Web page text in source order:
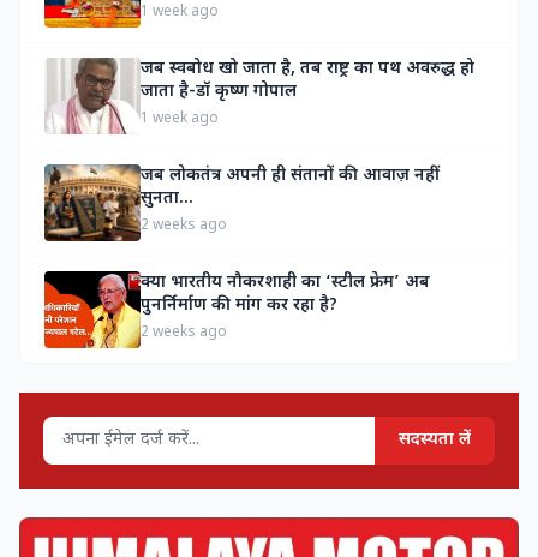
1 week ago
जब स्वबोध खो जाता है, तब राष्ट्र का पथ अवरुद्ध हो
जाता है-डॉ कृष्ण गोपाल
1 week ago
जब लोकतंत्र अपनी ही संतानों की आवाज़ नहीं
सुनता…
2 weeks ago
क्या भारतीय नौकरशाही का ‘स्टील फ्रेम’ अब
पुनर्निर्माण की मांग कर रहा है?
2 weeks ago
सदस्यता लें